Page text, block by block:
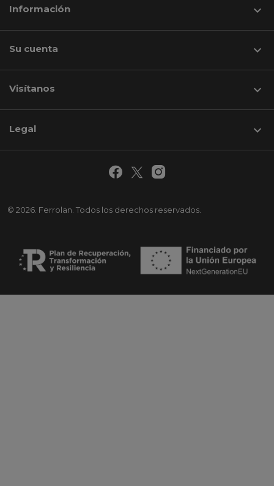
Información 
Su cuenta 
Visítanos keyboard_arrow_down
© 2026. Ferrolan. Todos los derechos reservados.
Legal 